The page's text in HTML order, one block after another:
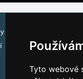
Tyto webové
Itálie - Dolomity